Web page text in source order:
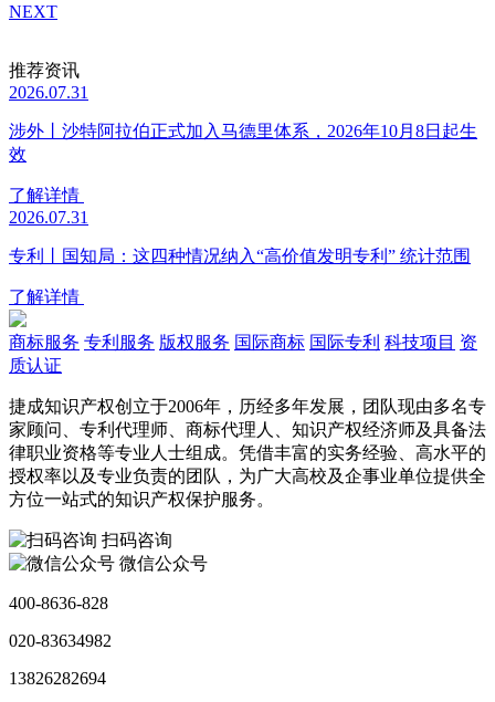
NEXT
推荐资讯
2026.07.31
涉外丨沙特阿拉伯正式加入马德里体系，2026年10月8日起生
效
了解详情
2026.07.31
专利丨国知局：这四种情况纳入“高价值发明专利” 统计范围
了解详情
商标服务 专利服务 版权服务 国际商标 国际专利 科技项目 资
质认证
捷成知识产权创立于2006年，历经多年发展，团队现由多名专
家顾问、专利代理师、商标代理人、知识产权经济师及具备法
律职业资格等专业人士组成。凭借丰富的实务经验、高水平的
授权率以及专业负责的团队，为广大高校及企事业单位提供全
方位一站式的知识产权保护服务。
扫码咨询
微信公众号
400-8636-828
020-83634982
13826282694